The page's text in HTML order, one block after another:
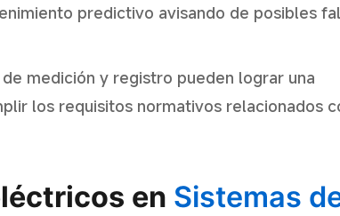
predictivo avisando de posibles
medición y registro pueden lograr una
los requisitos normativos relacionados
en Sistemas